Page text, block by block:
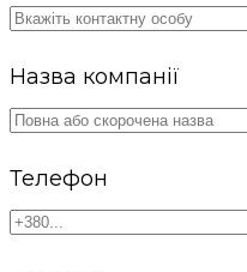
Назва компанії
Телефон